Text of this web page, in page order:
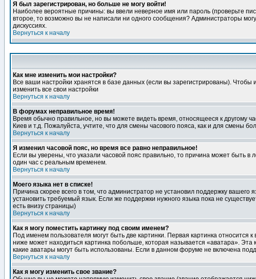
Я был зарегистрирован, но больше не могу войти!
Наиболее вероятные причины: вы ввели неверное имя или пароль (проверьте
второе, то возможно вы не написали ни одного сообщения? Администраторы
дискуссиях.
Вернуться к началу
Как мне изменить мои настройки?
Все ваши настройки хранятся в базе данных (если вы зарегистрированы). Чтобы
изменить все свои настройки
Вернуться к началу
В форумах неправильное время!
Время обычно правильное, но вы можете видеть время, относящееся к другому
Киев и т.д. Пожалуйста, учтите, что для смены часового пояса, как и для смены
Вернуться к началу
Я изменил часовой пояс, но время все равно неправильное!
Если вы уверены, что указали часовой пояс правильно, то причина может быть
один час с реальным временем.
Вернуться к началу
Моего языка нет в списке!
Причина скорее всего в том, что администратор не установил поддержку
установить требуемый язык. Если же поддержки нужного языка пока не
есть внизу страницы)
Вернуться к началу
Как я могу поместить картинку под своим именем?
Под именем пользователя могут быть две картинки. Первая картинка
ниже может находиться картинка побольше, которая называется «аватара».
какие аватары могут быть использованы. Если в данном форуме не включена
Вернуться к началу
Как я могу изменить свое звание?